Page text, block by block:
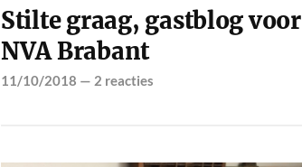
Stilte graag, gastblog voor
NVA Brabant
11/10/2018 — 2 reacties